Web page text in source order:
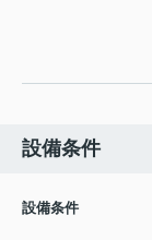
設備条件
設備条件